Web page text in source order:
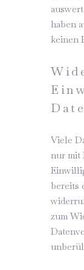
haben
keinen
Viele
nur mit
bereits
zum